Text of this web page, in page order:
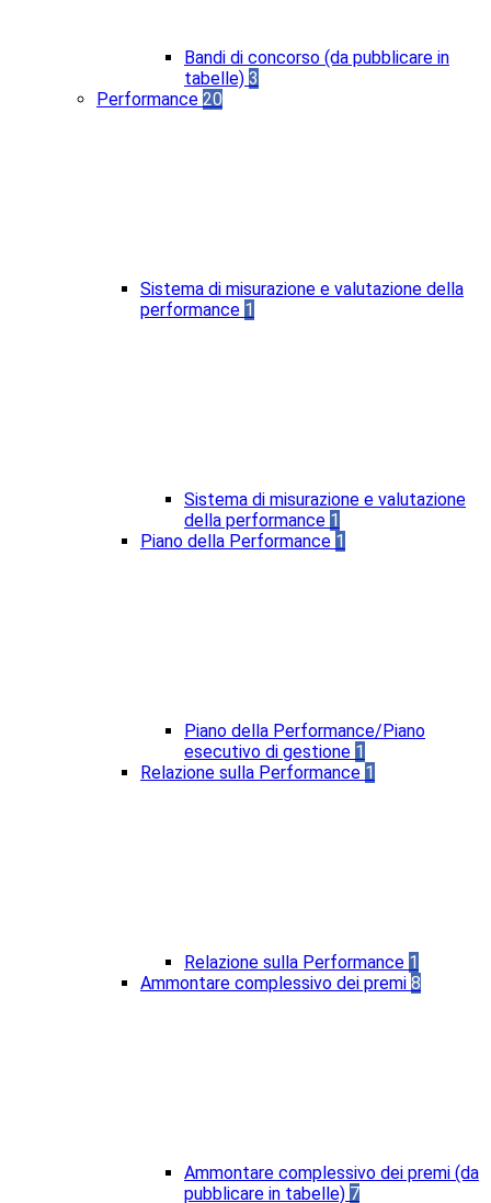
Bandi di concorso (da pubblicare in
tabelle) 3
Performance 20
Sistema di misurazione e valutazione della
performance 1
Sistema di misurazione e valutazione
della performance 1
Piano della Performance 1
Piano della Performance/Piano
esecutivo di gestione 1
Relazione sulla Performance 1
Relazione sulla Performance 1
Ammontare complessivo dei premi 8
Ammontare complessivo dei premi (da
pubblicare in tabelle) 7